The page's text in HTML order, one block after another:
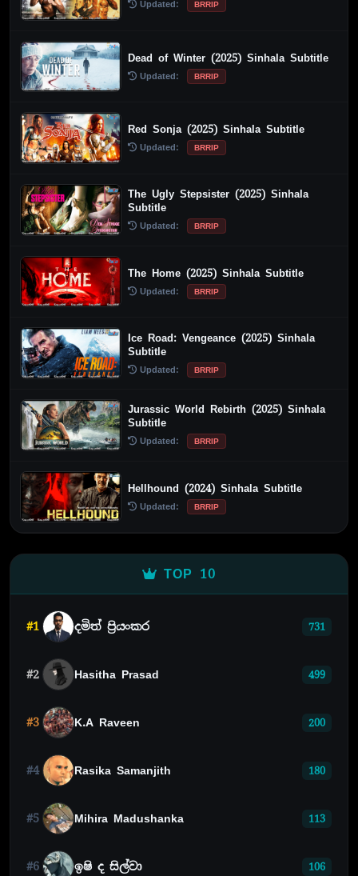
Updated: BRRIP
Dead of Winter (2025) Sinhala Subtitle
Updated: BRRIP
Red Sonja (2025) Sinhala Subtitle
Updated: BRRIP
The Ugly Stepsister (2025) Sinhala
Subtitle
Updated: BRRIP
The Home (2025) Sinhala Subtitle
Updated: BRRIP
Ice Road: Vengeance (2025) Sinhala
Subtitle
Updated: BRRIP
Jurassic World Rebirth (2025) Sinhala
Subtitle
Updated: BRRIP
Hellhound (2024) Sinhala Subtitle
Updated: BRRIP
TOP 10
#1 දමිත් ප්‍රියංකර 731
#2 Hasitha Prasad 499
#3 K.A Raveen 200
#4 Rasika Samanjith 180
#5 Mihira Madushanka 113
#6 ඉෂි ද සිල්වා 106